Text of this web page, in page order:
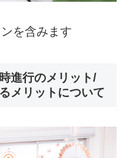
を含みます
進行のメリット/
メリットについて